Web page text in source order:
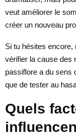
veut améliorer le
créer un nouveau
Si tu hésites
vérifier la cause des
passiflore a du sens
que de tester au
Quels